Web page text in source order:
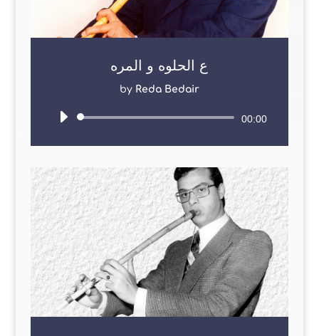
ع الحلوه و المره
by Reda Bedair
Audio
00:00